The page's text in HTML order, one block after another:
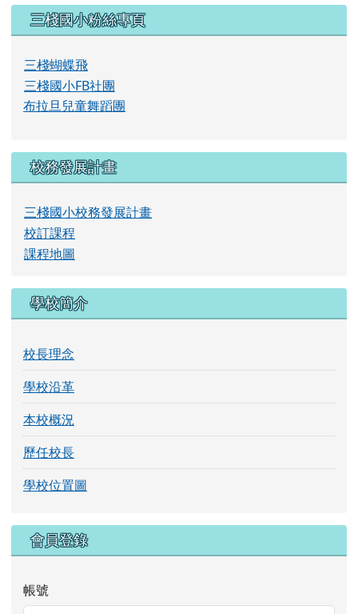
左邊區域內容
三棧國小粉絲專頁
三棧蝴蝶飛
三棧國小FB社團
布拉旦兒童舞蹈團
校務發展計畫
三棧國小校務發展計畫
校訂課程
課程地圖
學校簡介
校長理念
學校沿革
本校概況
歷任校長
學校位置圖
右邊區域內容
會員登錄
帳號